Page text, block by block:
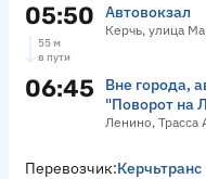
05:50 Автовокзал
Керчь, улица
55 м
в пути
06:45
Вне города,
"Поворот на
Ленино,
Перевозчик:Керчьтранс